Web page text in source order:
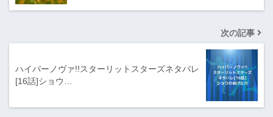
次の記事
ハイパーノヴァ!!スターリットスターズネタバレ
[16話]ショウ…